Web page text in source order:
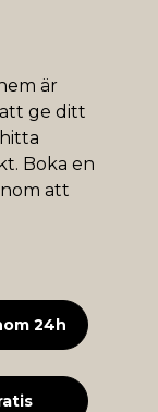
är
ge ditt
Boka en
att
24h